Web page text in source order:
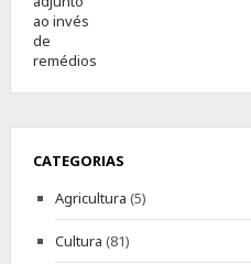
CATEGORIAS
Agricultura (5)
Cultura (81)